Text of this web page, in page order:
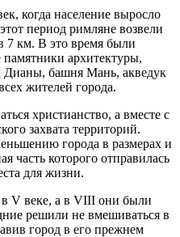
когда население выросло
период римляне возвели
7 км. В это время были
архитектуры,
башня Мань, акведук
жителей города.
христианство, а вместе с
захвата территорий.
города в размерах и
часть которого отправилась
для жизни.
V веке, а в VIII они были
решили не вмешиваться в
город в его прежнем